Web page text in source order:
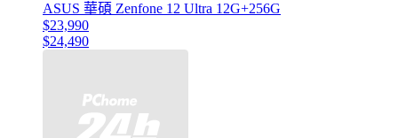
ASUS 華碩 Zenfone 12 Ultra 12G+256G
$23,990
$24,490